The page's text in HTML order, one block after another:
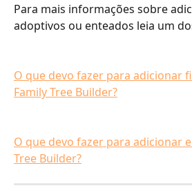
Para mais informações sobre
adoptivos ou enteados leia um
O que devo fazer para adicionar
Family Tree Builder?
O que devo fazer para adicionar
Tree Builder?